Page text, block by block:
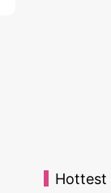
Hottest